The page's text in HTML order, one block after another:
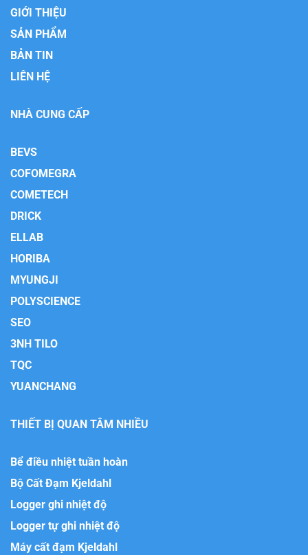
GIỚI THIỆU
SẢN PHẨM
BẢN TIN
LIÊN HỆ
NHÀ CUNG CẤP
BEVS
COFOMEGRA
COMETECH
DRICK
ELLAB
HORIBA
MYUNGJI
POLYSCIENCE
SEO
3NH TILO
TQC
YUANCHANG
THIẾT BỊ QUAN TÂM NHIỀU
Bể điều nhiệt tuần hoàn
Bộ Cất Đạm Kjeldahl
Logger ghi nhiệt độ
Logger tự ghi nhiệt độ
Máy cất đạm Kjeldahl